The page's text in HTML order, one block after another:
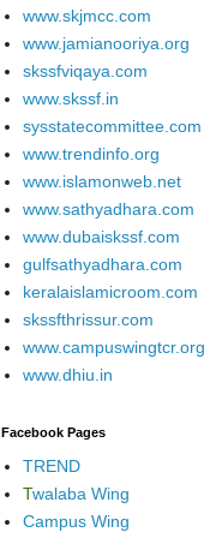
www.skjmcc.com
www.jamianooriya.org
skssfviqaya.com
www.skssf.in
sysstatecommittee.com
www.trendinfo.org
www.islamonweb.net
www.sathyadhara.com
www.dubaiskssf.com
gulfsathyadhara.com
keralaislamicroom.com
skssfthrissur.com
www.campuswingtcr.org
www.dhiu.in
Facebook Pages
TREND
Twalaba Wing
Campus Wing